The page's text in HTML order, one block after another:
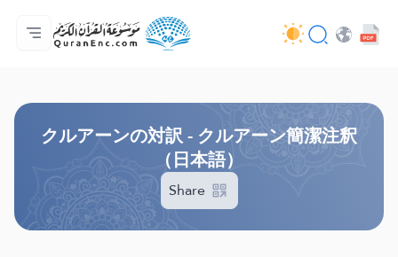
ホーム
対訳の目次
Audio
開発者向け提供サービス - API
事業内容
お問い合わせ
言語
クルアーンの対訳 - クルアーン簡潔注釈
（日本語）
Share